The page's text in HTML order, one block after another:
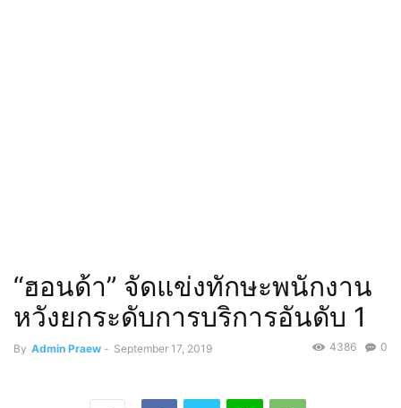
“ฮอนด้า” จัดแข่งทักษะพนักงาน
หวังยกระดับการบริการอันดับ 1
By Admin Praew - September 17, 2019 0
4386